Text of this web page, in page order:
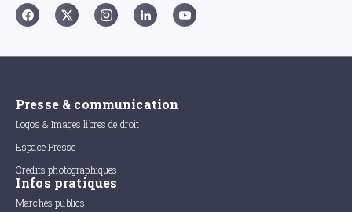
Presse & communication
Logos & Images libres de droit
Espace Presse
Crédits photographiques
Infos pratiques
Marchés publics